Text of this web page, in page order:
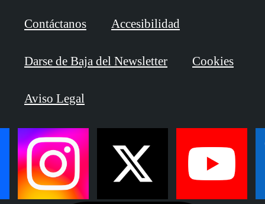
Contáctanos Accesibilidad
Darse de Baja del Newsletter Cookies
Aviso Legal